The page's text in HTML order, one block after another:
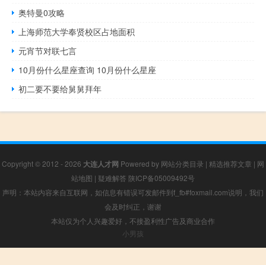
奥特曼0攻略
上海师范大学奉贤校区占地面积
元宵节对联七言
10月份什么星座查询 10月份什么星座
初二要不要给舅舅拜年
Copyright © 2012 - 2026 大连人才网 Powered by 网站分类目录 | 精选推荐文章 | 网
站地图 | 疑难解答 陕ICP备05009492号
声明：本站内容来自互联网，如信息有错误可发邮件到f_fb#foxmail.com说明，我们
会及时纠正，谢谢
本站仅为个人兴趣爱好，不接盈利性广告及商业合作
小男孩